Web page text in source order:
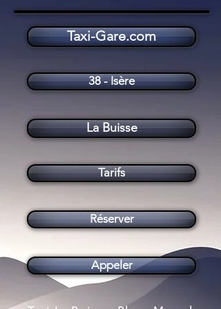
Tarifs
Taxi La Buisse (38500)
La Buisse
Taxi-Gare.com
Réserver
Appeler
38 - Isère